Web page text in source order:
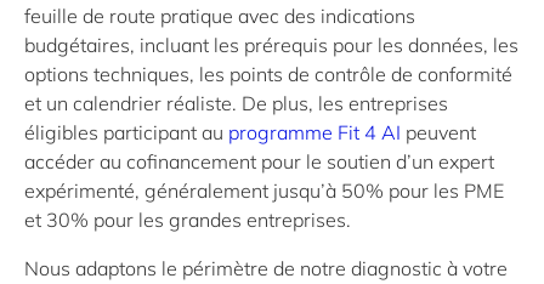
feuille de route pratique avec des indications
budgétaires, incluant les prérequis pour les données, les
options techniques, les points de contrôle de conformité
et un calendrier réaliste. De plus, les entreprises
éligibles participant au programme Fit 4 AI peuvent
accéder au cofinancement pour le soutien d’un expert
expérimenté, généralement jusqu’à 50% pour les PME
et 30% pour les grandes entreprises.
Nous adaptons le périmètre de notre diagnostic à votre